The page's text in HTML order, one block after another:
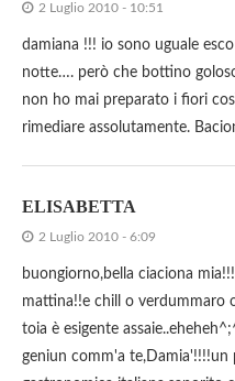
2 Luglio 2010 - 10:51
damiana !!! io sono uguale
notte…. però che bottino
non ho mai preparato i fiori
rimediare assolutamente.
ELISABETTA
2 Luglio 2010 - 6:09
buongiorno,bella ciaciona
mattina!!e chill o verdummaro
toia è esigente
geniun comm'a te,Damia'!!!!un